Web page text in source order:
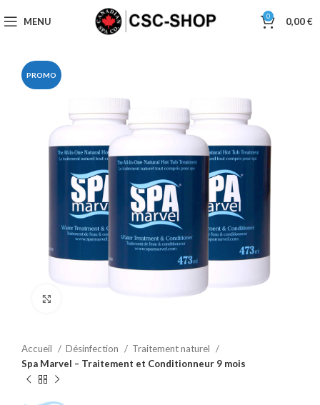
MENU 0 0,00€
PROMO
Accueil Désinfection
Traitement naturel
Spa Marvel – Traitement et Conditionneur 9 mois